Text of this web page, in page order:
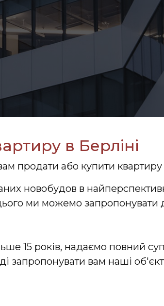
в Берліні
продати або купити квартиру
новобудов в
ми можемо запропонувати
15 років, надаємо повний
запропонувати вам наші